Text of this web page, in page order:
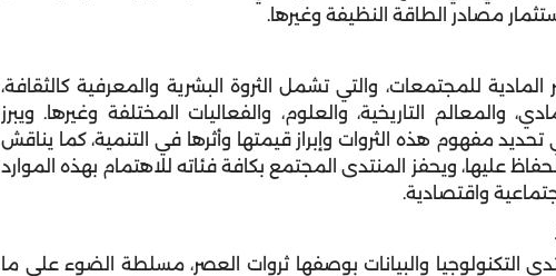
مصادر الطاقة النظيفة وغيرها.
للمجتمعات، والتي تشمل الثروة البشرية والمعرفية كالثقافة،
والمعالم التاريخية، والعلوم، والفعاليات المختلفة وغيرها. ويبرز
مفهوم هذه الثروات وإبراز قيمتها وأثرها في التنمية، كما يناقش
عليها، ويحفز المنتدى المجتمع بكافة فئاته للاهتمام بهذه الموارد
واقتصادية.
والبيانات بوصفها ثروات العصر، مسلطة الضوء على ما